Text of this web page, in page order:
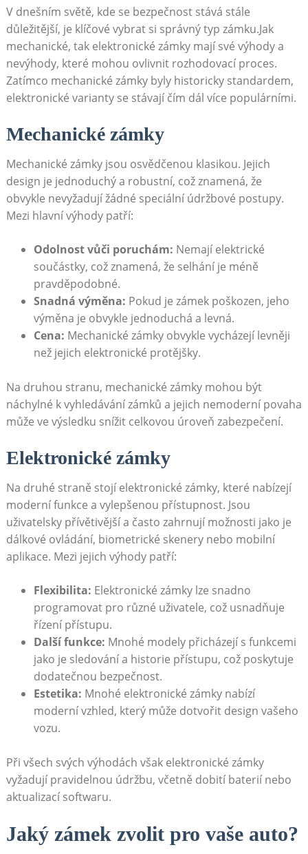
V dnešním světě, kde se bezpečnost stává stále
důležitější, je klíčové vybrat si správný typ zámku.Jak
mechanické, tak elektronické zámky mají své výhody a
nevýhody, které mohou ovlivnit rozhodovací proces.
Zatímco mechanické zámky byly historicky standardem,
elektronické varianty se stávají čím dál více populárními.
Mechanické zámky
Mechanické zámky jsou osvědčenou klasikou. Jejich
design je jednoduchý a robustní, což znamená, že
obvykle nevyžadují žádné speciální údržbové postupy.
Mezi hlavní výhody patří:
Odolnost vůči poruchám: Nemají elektrické
součástky, což znamená, že selhání je méně
pravděpodobné.
Snadná výměna: Pokud je zámek poškozen, jeho
výměna je obvykle jednoduchá a levná.
Cena: Mechanické zámky obvykle vycházejí levněji
než jejich elektronické protějšky.
Na druhou stranu, mechanické zámky mohou být
náchylné k vyhledávání zámků a jejich nemoderní povaha
může ve výsledku snížit celkovou úroveň zabezpečení.
Elektronické zámky
Na druhé straně stojí elektronické zámky, které nabízejí
moderní funkce a vylepšenou přístupnost. Jsou
uživatelsky přívětivější a často zahrnují možnosti jako je
dálkové ovládání, biometrické skenery nebo mobilní
aplikace. Mezi jejich výhody patří:
Flexibilita: Elektronické zámky lze snadno
programovat pro různé uživatele, což usnadňuje
řízení přístupu.
Další funkce: Mnohé modely přicházejí s funkcemi
jako je sledování a historie přístupu, což poskytuje
dodatečnou bezpečnost.
Estetika: Mnohé elektronické zámky nabízí
moderní vzhled, který může dotvořit design vašeho
vozu.
Při všech svých výhodách však elektronické zámky
vyžadují pravidelnou údržbu, včetně dobití baterií nebo
aktualizací softwaru.
Jaký zámek zvolit pro vaše auto?